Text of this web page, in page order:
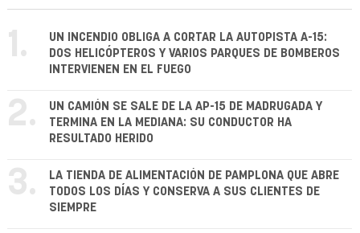
1.
UN INCENDIO OBLIGA A CORTAR LA AUTOPISTA A-15:
DOS HELICÓPTEROS Y VARIOS PARQUES DE BOMBEROS
INTERVIENEN EN EL FUEGO
2.
UN CAMIÓN SE SALE DE LA AP-15 DE MADRUGADA Y
TERMINA EN LA MEDIANA: SU CONDUCTOR HA
RESULTADO HERIDO
3.
LA TIENDA DE ALIMENTACIÓN DE PAMPLONA QUE ABRE
TODOS LOS DÍAS Y CONSERVA A SUS CLIENTES DE
SIEMPRE